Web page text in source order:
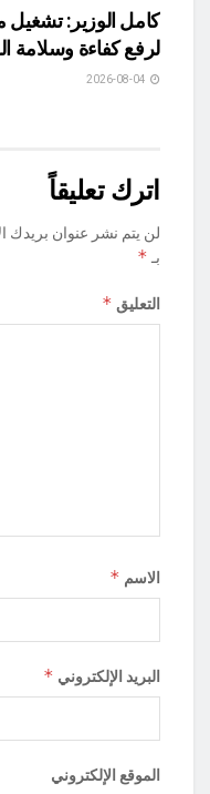
كامل الوزير:
لرفع كفاءة وسلامة
اترك تعليقاً
لن يتم نشر عنوان بريدك
بـ *
التعليق *
الاسم *
البريد الإلكتروني *
الموقع الإلكتروني